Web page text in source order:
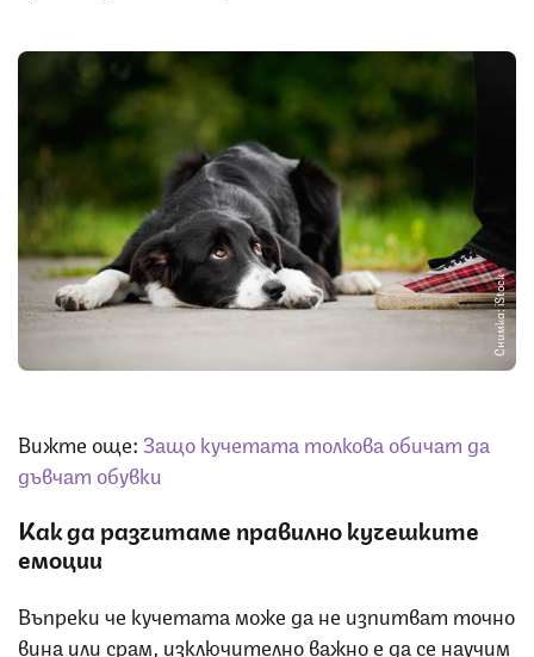
Снимка: iStock
Вижте още: Защо кучетата толкова обичат да
дъвчат обувки
Как да разчитаме правилно кучешките
емоции
Въпреки че кучетата може да не изпитват точно
вина или срам, изключително важно е да се научим